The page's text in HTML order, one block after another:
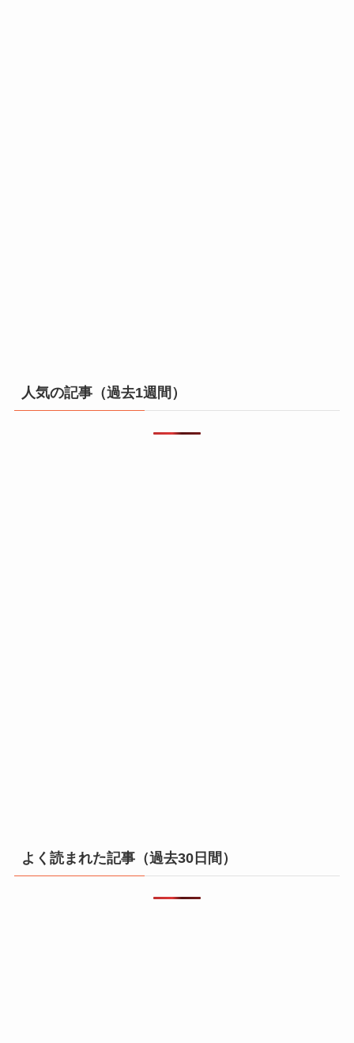
人気の記事（過去1週間）
よく読まれた記事（過去30日間）